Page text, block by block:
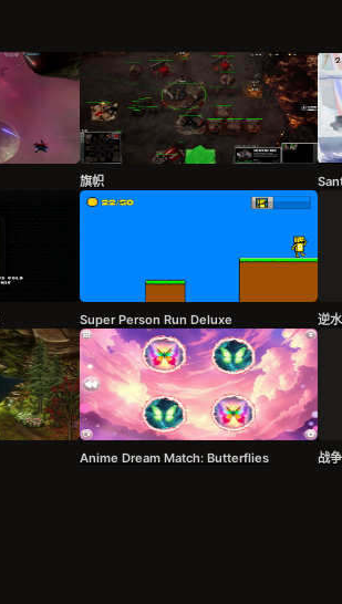
旗帜
Super Person Run Deluxe 逆
Anime Dream Match: Butterflies 战